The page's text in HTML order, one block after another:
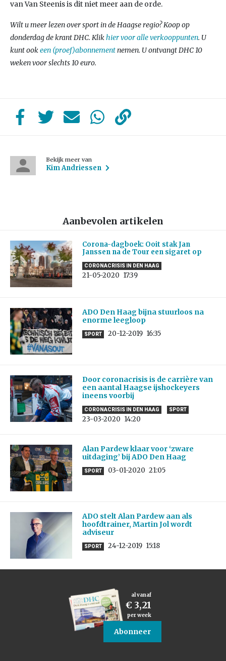
van Van Steenis is dit niet meer aan de orde.
Wilt u meer lezen over sport in de Haagse regio? Koop op
donderdag de krant DHC. Klikhier voor alle verkooppunten. U
kunt ookeen (proef)abonnementnemen. U ontvangt DHC 10
weken voor slechts 10 euro.
Bekijk meer van
Kim Andriessen
Aanbevolen artikelen
Corona-dagboek: Ooit stak Jan
Janssen na de Tour een sigaret op
CORONACRISIS IN DEN HAAG
21-05-2020 17:39
ADO Den Haag bijna stuurloos na
enorme leegloop
SPORT 20-12-2019 16:35
Door coronacrisis is de carrière van
een aantal Haagse ijshockeyers
ineens voorbij
CORONACRISIS IN DEN HAAG SPORT
23-03-2020 14:20
Alan Pardew klaar voor ‘zware
uitdaging’ bij ADO Den Haag
SPORT 03-01-2020 21:05
ADO stelt Alan Pardew aan als
hoofdtrainer, Martin Jol wordt
adviseur
SPORT 24-12-2019 15:18
al vanaf
€ 3,21
per week
Abonneer